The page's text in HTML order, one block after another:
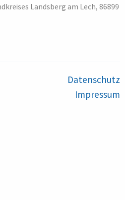
Landsberg am Lech, 86899
Datenschutz
Impressum